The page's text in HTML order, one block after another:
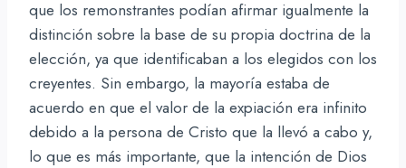
que los remonstrantes podían afirmar igualmente la
distinción sobre la base de su propia doctrina de la
elección, ya que identificaban a los elegidos con los
creyentes. Sin embargo, la mayoría estaba de
acuerdo en que el valor de la expiación era infinito
debido a la persona de Cristo que la llevó a cabo y,
lo que es más importante, que la intención de Dios